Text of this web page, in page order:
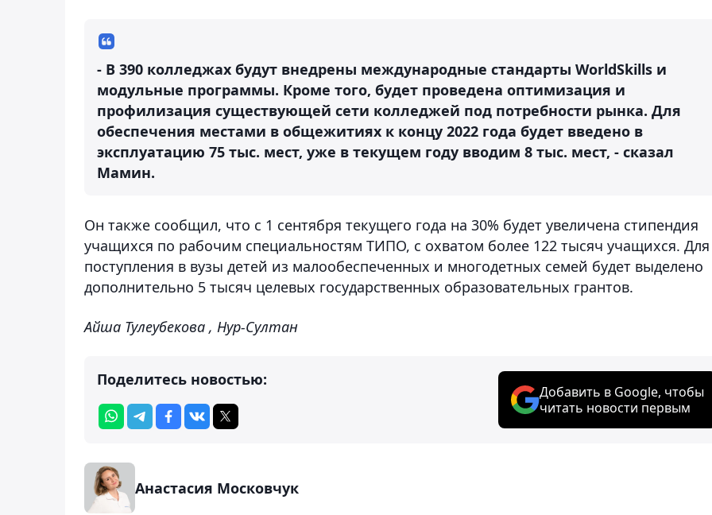
- В 390 колледжах будут внедрены международные стандарты WorldSkills и
модульные программы. Кроме того, будет проведена оптимизация и
профилизация существующей сети колледжей под потребности рынка. Для
обеспечения местами в общежитиях к концу 2022 года будет введено в
эксплуатацию 75 тыс. мест, уже в текущем году вводим 8 тыс. мест, - сказал
Мамин.
Он также сообщил, что с 1 сентября текущего года на 30% будет увеличена стипендия
учащихся по рабочим специальностям ТИПО, с охватом более 122 тысяч учащихся. Для
поступления в вузы детей из малообеспеченных и многодетных семей будет выделено
дополнительно 5 тысяч целевых государственных образовательных грантов.
Айша Тулеубекова , Нур-Султан
Поделитесь новостью:
Добавить в Google, чтобы
читать новости первым
Анастасия Московчук